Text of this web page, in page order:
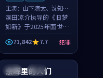
主演： 山下凉太、沈知韵
等
滨田凉介执导的《旧梦
如新》于2025年面世，
中国台湾的城市气质与
异国相遇的人物心境共
同构筑了影片基调。山
下凉太、沈知韵用细腻
的表演撑起整部犯罪
71,842 7.7 犯罪
泰国 完结
余晖里的人们